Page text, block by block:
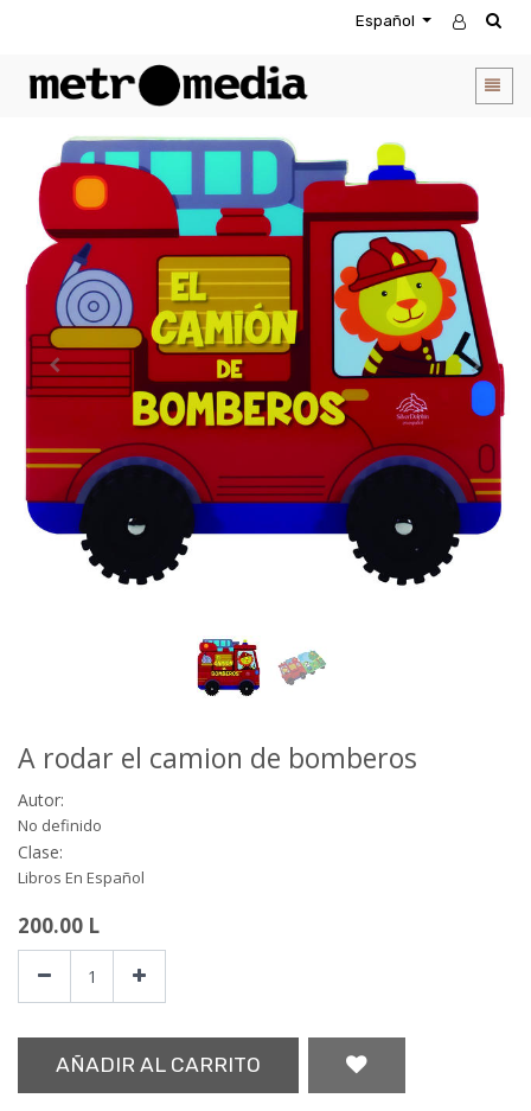
Español
A rodar el camion de bomberos
Autor:
No definido
Clase:
Libros En Español
200.00 L
AÑADIR AL CARRITO